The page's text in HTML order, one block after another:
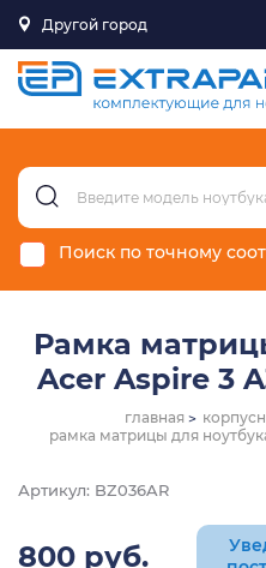
Другой город
Поиск по точному
Рамка
Acer Aspire 3
главная
рамка матрицы для
Артикул: BZ036AR
800 руб.